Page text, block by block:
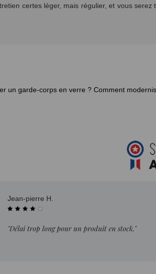
certes léger, mais régulier, et vous serez
un garde-corps en verre ? Comment
Jean-pierre H.
"Délai trop long pour un produit en stock."